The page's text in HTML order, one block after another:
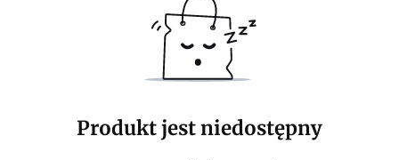
Produkt jest niedostępny